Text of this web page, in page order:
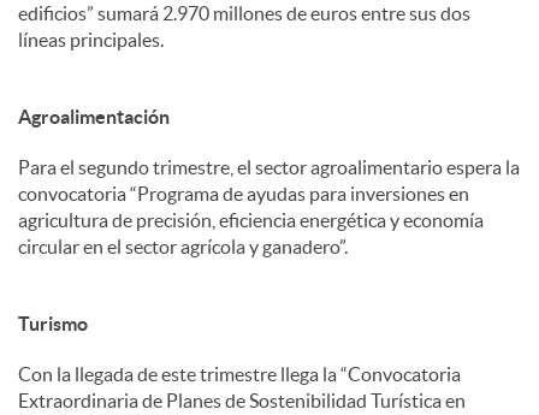
edificios” sumará 2.970 millones de euros entre sus dos
líneas principales.
Agroalimentación
Para el segundo trimestre, el sector agroalimentario espera la
convocatoria “Programa de ayudas para inversiones en
agricultura de precisión, eficiencia energética y economía
circular en el sector agrícola y ganadero”.
Turismo
Con la llegada de este trimestre llega la “Convocatoria
Extraordinaria de Planes de Sostenibilidad Turística en